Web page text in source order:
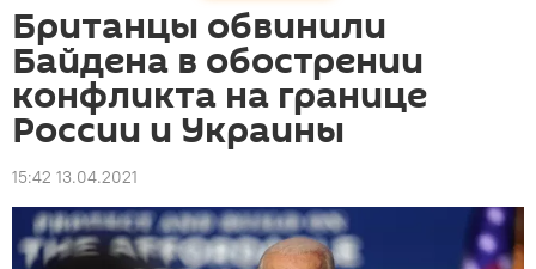
Британцы обвинили
Байдена в обострении
конфликта на границе
России и Украины
15:42 13.04.2021